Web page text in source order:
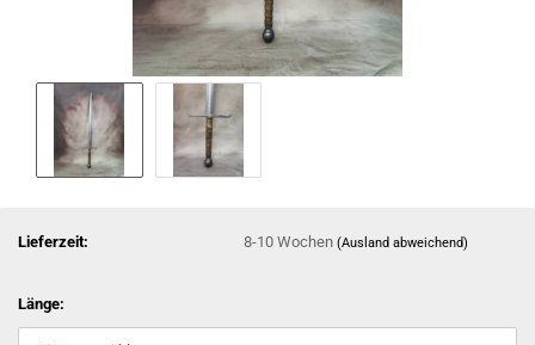
Lieferzeit: 8-10 Wochen(Ausland abweichend)
Länge: